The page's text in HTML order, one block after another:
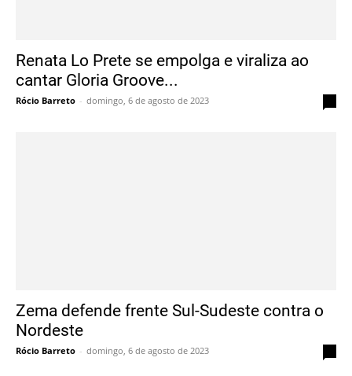
Renata Lo Prete se empolga e viraliza ao
cantar Gloria Groove...
Rócio Barreto - domingo, 6 de agosto de 2023
Zema defende frente Sul-Sudeste contra o
Nordeste
Rócio Barreto - domingo, 6 de agosto de 2023